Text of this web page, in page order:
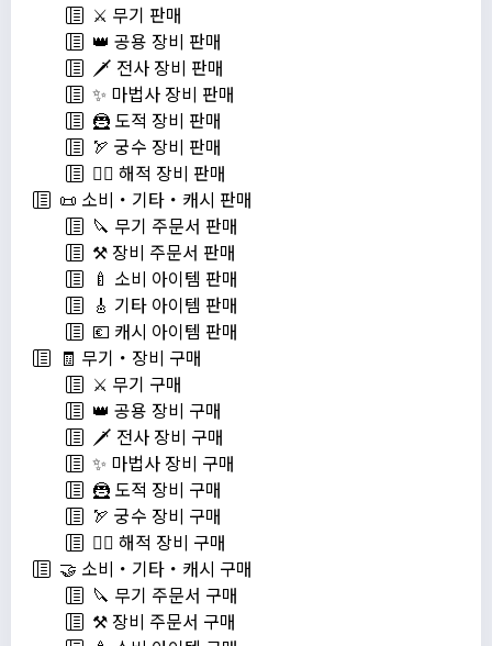
⚔️ 무기 판매
👑 공용 장비 판매
🗡️ 전사 장비 판매
✨ 마법사 장비 판매
🦹 도적 장비 판매
🏹 궁수 장비 판매
🏴‍☠️ 해적 장비 판매
📜 소비・기타・캐시 판매
🔪 무기 주문서 판매
⚒️ 장비 주문서 판매
🍼 소비 아이템 판매
🎸 기타 아이템 판매
💶 캐시 아이템 판매
🧾 무기・장비 구매
⚔️ 무기 구매
👑 공용 장비 구매
🗡️ 전사 장비 구매
✨ 마법사 장비 구매
🦹 도적 장비 구매
🏹 궁수 장비 구매
🏴‍☠️ 해적 장비 구매
🤝 소비・기타・캐시 구매
🔪 무기 주문서 구매
⚒️ 장비 주문서 구매